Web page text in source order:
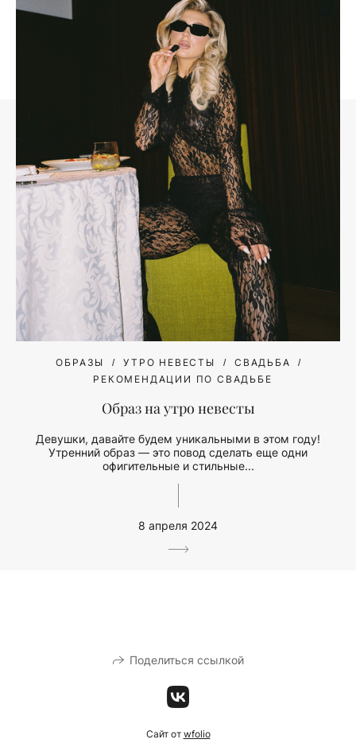
ОБРАЗЫ УТРО НЕВЕСТЫ
СВАДЬБА
РЕКОМЕНДАЦИИ ПО СВАДЬБЕ
Образ на утро невесты
Девушки, давайте будем уникальными в этом году!
Утренний образ — это повод сделать еще одни
офигительные и стильные...
8 апреля 2024
Поделиться ссылкой
Сайт от wfolio